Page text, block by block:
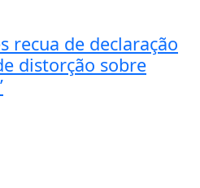
recua de declaração
distorção sobre